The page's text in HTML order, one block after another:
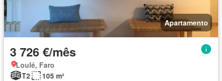
Apartamento
3 726 €/mês
Loulé, Faro
T2
105 m²